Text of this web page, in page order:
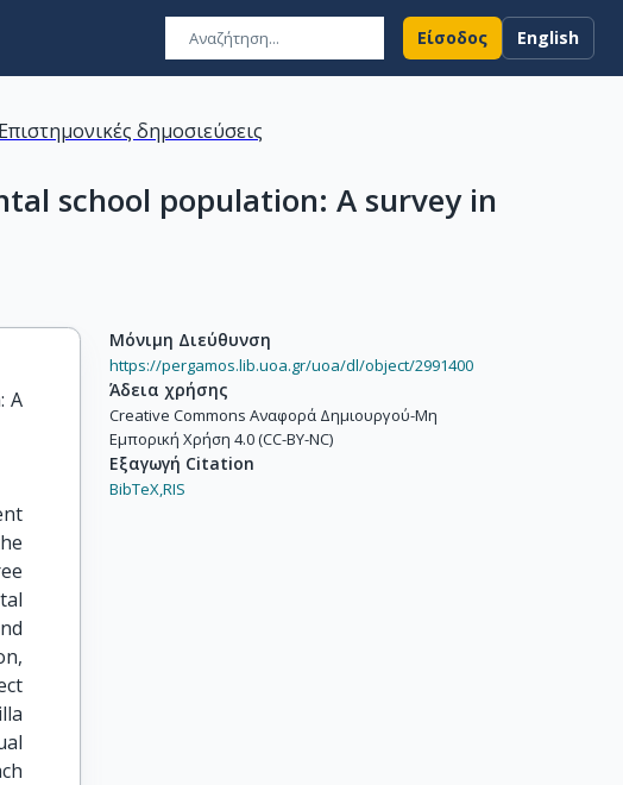
Είσοδος English
Επιστημονικές δημοσιεύσεις
school population: A survey in
A
Μόνιμη Διεύθυνση
https://pergamos.lib.uoa.gr/uoa/dl/object/2991400
Άδεια χρήσης
Creative Commons Αναφορά Δημιουργού-Μη
Εμπορική Χρήση 4.0 (CC-BY-NC)
Εξαγωγή Citation
BibTeX,RIS